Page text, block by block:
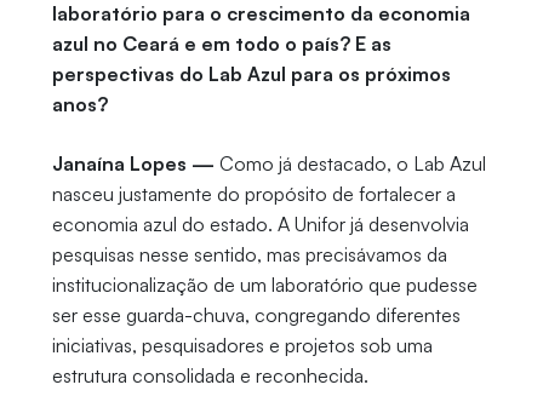
laboratório para o crescimento da economia
azul no Ceará e em todo o país? E as
perspectivas do Lab Azul para os próximos
anos?
Janaína Lopes — Como já destacado, o Lab Azul
nasceu justamente do propósito de fortalecer a
economia azul do estado. A Unifor já desenvolvia
pesquisas nesse sentido, mas precisávamos da
institucionalização de um laboratório que pudesse
ser esse guarda-chuva, congregando diferentes
iniciativas, pesquisadores e projetos sob uma
estrutura consolidada e reconhecida.